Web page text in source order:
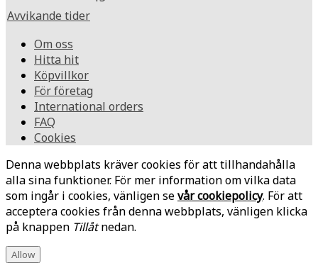
Avvikande tider
Om oss
Hitta hit
Köpvillkor
För företag
International orders
FAQ
Cookies
Denna webbplats kräver cookies för att tillhandahålla
alla sina funktioner. För mer information om vilka data
som ingår i cookies, vänligen sevår cookiepolicy. För att
acceptera cookies från denna webbplats, vänligen klicka
på knappen Tillåtnedan.
Allow